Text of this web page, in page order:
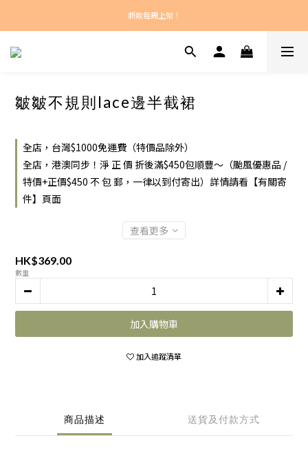
新款每周上架！
新款每周上架！
總計正價超過$450之訂單：港澳包郵！
皺皺不規則lace邊半截裙
全店，台灣$1000免運費（特價品除外）
全店，港澳同步！淨 正 價 折後滿$450包順豐～（颱風優惠品 /
特價+正價$450 不 包 郵，一律以到付寄出）詳情請看【有關寄
件】頁面
查看更多
HK$369.00
數量
加入購物車
加入追蹤清單
商品描述 送貨及付款方式